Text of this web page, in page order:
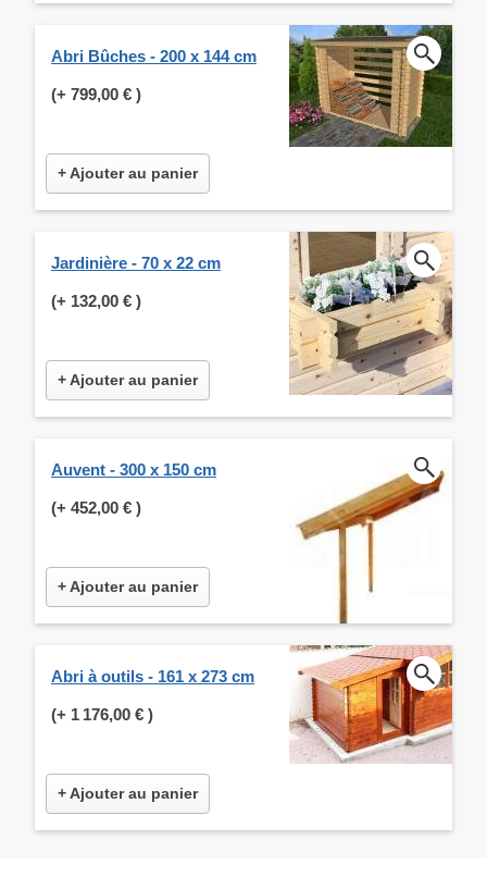
Abri Bûches - 200 x 144 cm
(+ 799,00 € )
+ Ajouter au panier
Jardinière - 70 x 22 cm
(+ 132,00 € )
+ Ajouter au panier
Auvent - 300 x 150 cm
(+ 452,00 € )
+ Ajouter au panier
Abri à outils - 161 x 273 cm
(+ 1 176,00 € )
+ Ajouter au panier